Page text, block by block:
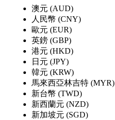
澳元 (AUD)
人民幣 (CNY)
歐元 (EUR)
英鎊 (GBP)
港元 (HKD)
日元 (JPY)
韓元 (KRW)
馬來西亞林吉特 (MYR)
新台幣 (TWD)
新西蘭元 (NZD)
新加坡元 (SGD)